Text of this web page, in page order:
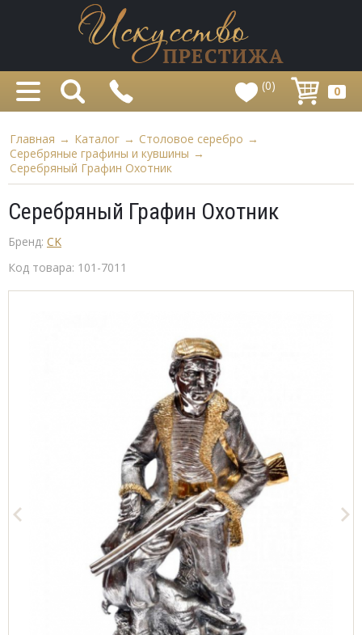
(0) 0
Главная → Каталог → Столовое серебро →
Серебряные графины и кувшины →
Серебряный Графин Охотник
Серебряный Графин Охотник
Бренд: CK
Код товара: 101-7011